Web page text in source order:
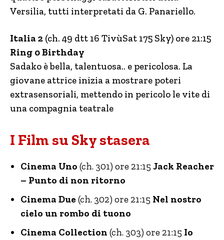
Versilia, tutti interpretati da G. Panariello.
Italia 2 (ch. 49 dtt 16 TivùSat 175 Sky) ore 21:15
Ring 0 Birthday
Sadako è bella, talentuosa.. e pericolosa. La
giovane attrice inizia a mostrare poteri
extrasensoriali, mettendo in pericolo le vite di
una compagnia teatrale
I Film su Sky stasera
Cinema Uno (ch. 301) ore 21:15 Jack Reacher
– Punto di non ritorno
Cinema Due (ch. 302) ore 21:15 Nel nostro
cielo un rombo di tuono
Cinema Collection (ch. 303) ore 21:15 Io